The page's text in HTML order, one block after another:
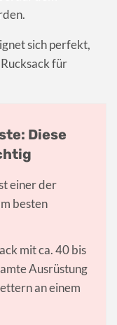
sich perfekt,
für
Diese
einer der
besten
mit ca. 40 bis
Ausrüstung
an einem